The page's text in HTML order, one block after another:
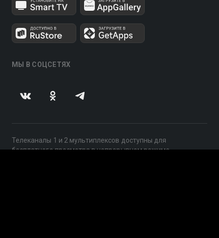
МЫ В СОЦСЕТЯХ
Телеканалы 1 и 2 мультиплексов доступны для
бесплатного просмотра в непрерывном режиме,